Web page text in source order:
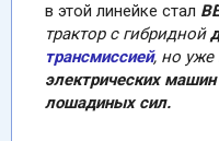
в этой линейке стал
трактор с гибридной
трансмиссией, но уже
электрических
лошадиных сил.